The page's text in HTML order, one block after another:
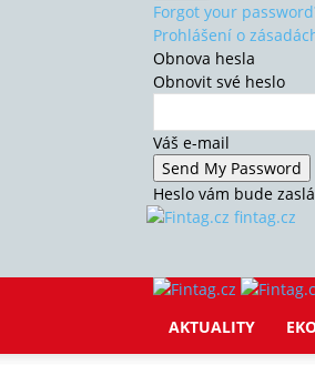
Forgot your
Prohlášení o
Obnova hesla
Obnovit své heslo
Váš e-mail
Heslo vám bude
fintag.cz
AKTUALITY